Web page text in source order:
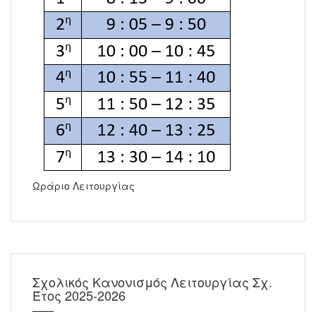
Ωράριο Λειτουργίας
Σχολικός Κανονισμός Λειτουργίας Σχ.
Έτος 2025-2026